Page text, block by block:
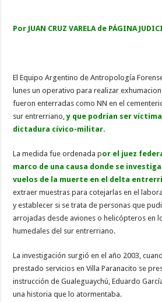
Por JUAN CRUZ VARELA de PÁGINA
El Equipo Argentino de Antropología
lunes un operativo para realizar
fueron enterradas como NN en el
sur entrerriano,y que podrían ser
dictadura cívico-militar.
La medida fue ordenada por el juez
marco de una causa donde se
vuelos de la muerte en el delta
extraer muestras para cotejarlas en el
y establecer si se trata de personas que
arrojadas desde aviones o helicópteros en
humedales del sur entrerriano.
La investigación surgió en el año 2003,
prestado servicios en Villa Paranacito se
instrucción de Gualeguaychú, Eduardo
una historia que lo atormentaba.